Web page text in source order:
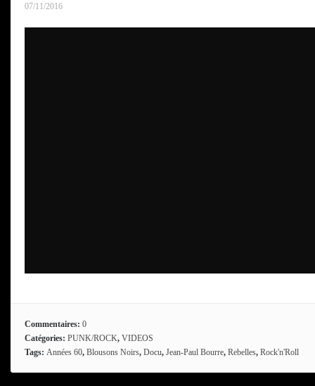
07/11/2016
Commentaires: 0
Catégories: PUNK/ROCK, VIDEOS
Tags: Années 60, Blousons Noirs, Docu, Jean-Paul Bourre, Rebelles, Rock'n'Roll